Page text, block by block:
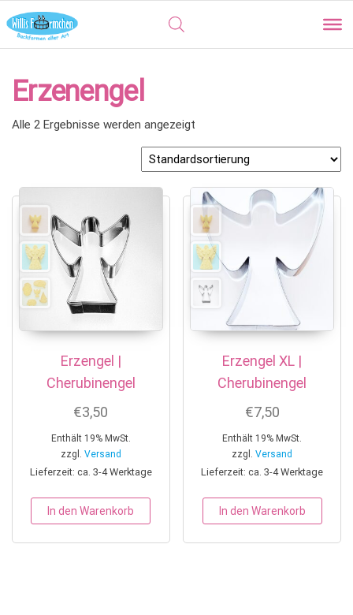
Erzenengel
Alle 2 Ergebnisse werden angezeigt
Erzengel |
Cherubinengel
€3,50
Enthält 19% MwSt.
zzgl. Versand
Lieferzeit: ca. 3-4 Werktage
In den Warenkorb
Erzengel XL |
Cherubinengel
€7,50
Enthält 19% MwSt.
zzgl.Versand
Lieferzeit: ca. 3-4 Werktage
In den Warenkorb